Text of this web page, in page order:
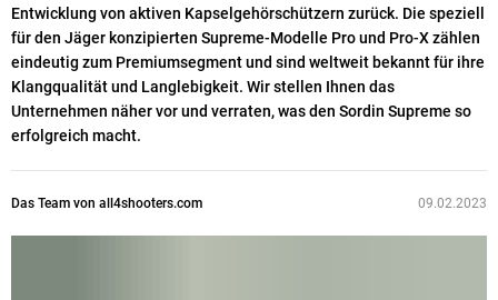
Entwicklung von aktiven Kapselgehörschützern zurück. Die speziell
für den Jäger konzipierten Supreme-Modelle Pro und Pro-X zählen
eindeutig zum Premiumsegment und sind weltweit bekannt für ihre
Klangqualität und Langlebigkeit. Wir stellen Ihnen das
Unternehmen näher vor und verraten, was den Sordin Supreme so
erfolgreich macht.
Das Team von all4shooters.com 09.02.2023